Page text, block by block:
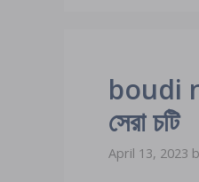
boudi
সেরা চটি
April 13, 2023